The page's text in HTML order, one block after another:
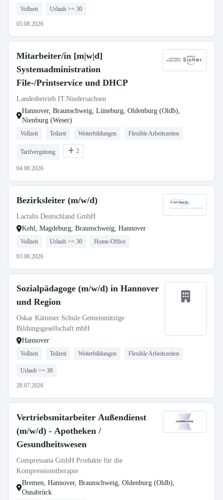
Vollzeit Urlaub >= 30
05.08.2026
Mitarbeiter/in [m|w|d]
Systemadministration
File-/Printservice und DHCP
Landesbetrieb IT.Niedersachsen
Hannover, Braunschweig, Lüneburg, Oldenburg (Oldb),
Nienburg (Weser)
Vollzeit Teilzeit Weiterbildungen Flexible Arbeitszeiten
Tarifvergütung 2
04.08.2026
Bezirksleiter (m/w/d)
Lactalis Deutschland GmbH
Kehl, Magdeburg, Braunschweig, Hannover
Vollzeit Urlaub >= 30 Home-Office
03.08.2026
Sozialpädagoge (m/w/d) in Hannover
und Region
Oskar Kämmer Schule Gemeinnützige
Bildungsgesellschaft mbH
Hannover
Vollzeit Teilzeit Weiterbildungen Flexible Arbeitszeiten
Urlaub >= 30
28.07.2026
Vertriebsmitarbeiter Außendienst
(m/w/d) - Apotheken /
Gesundheitswesen
Compressana GmbH Produkte für die
Kompressionstherapie
Bremen, Hannover, Braunschweig, Oldenburg (Oldb),
Osnabrück